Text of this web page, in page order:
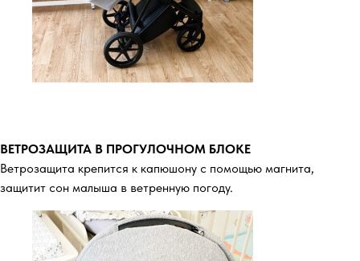
ВЕТРОЗАЩИТА В ПРОГУЛОЧНОМ БЛОКЕ
Ветрозащита крепится к капюшону с помощью магнита,
защитит сон малыша в ветренную погоду.